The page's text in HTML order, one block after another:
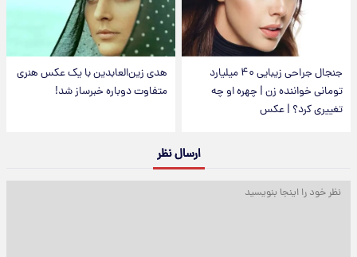
جنجال جراحی زیبایی ۴۰ میلیارد
تومانی خواننده زن | چهره او چه
تغییری کرد؟ | عکس
هدی زین‌العابدین با یک عکس هنری
متفاوت دوباره خبرساز شد!
ارسال نظر